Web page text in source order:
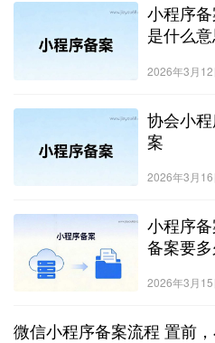
小程序
是什么
2026年3月12
协会小
案
2026年3月16
小程序
备案要多
2026年3月15
微信小程序备案流程 置前